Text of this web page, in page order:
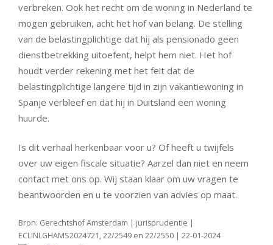
verbreken. Ook het recht om de woning in Nederland te
mogen gebruiken, acht het hof van belang. De stelling
van de belastingplichtige dat hij als pensionado geen
dienstbetrekking uitoefent, helpt hem niet. Het hof
houdt verder rekening met het feit dat de
belastingplichtige langere tijd in zijn vakantiewoning in
Spanje verbleef en dat hij in Duitsland een woning
huurde.
Is dit verhaal herkenbaar voor u? Of heeft u twijfels
over uw eigen fiscale situatie? Aarzel dan niet en neem
contact met ons op. Wij staan klaar om uw vragen te
beantwoorden en u te voorzien van advies op maat.
Bron: Gerechtshof Amsterdam | jurisprudentie |
ECLINLGHAMS2024721, 22/2549 en 22/2550 | 22-01-2024